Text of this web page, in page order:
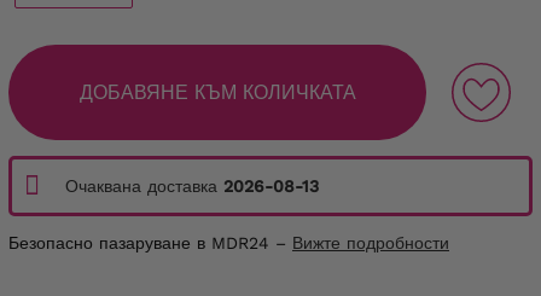
ДОБАВЯНЕ КЪМ КОЛИЧКАТА
Очаквана доставка 2026-08-13
Безопасно пазаруване в MDR24 – Вижте подробности